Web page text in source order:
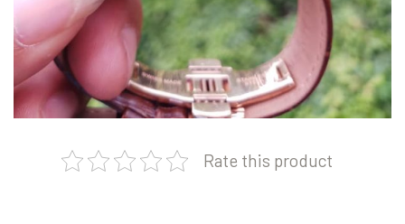
Rate this product